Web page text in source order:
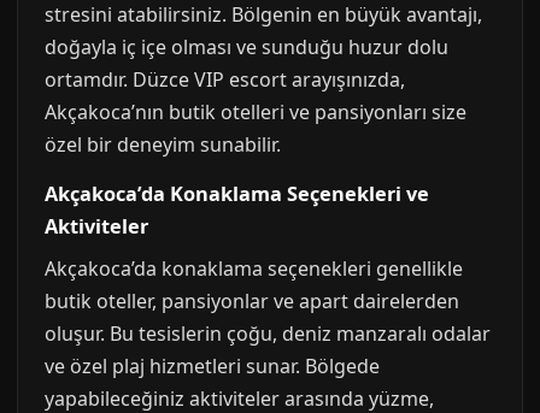
stresini atabilirsiniz. Bölgenin en büyük avantajı,
doğayla iç içe olması ve sunduğu huzur dolu
ortamdır. Düzce VIP escort arayışınızda,
Akçakoca’nın butik otelleri ve pansiyonları size
özel bir deneyim sunabilir.
Akçakoca’da Konaklama Seçenekleri ve
Aktiviteler
Akçakoca’da konaklama seçenekleri genellikle
butik oteller, pansiyonlar ve apart dairelerden
oluşur. Bu tesislerin çoğu, deniz manzaralı odalar
ve özel plaj hizmetleri sunar. Bölgede
yapabileceğiniz aktiviteler arasında yüzme,